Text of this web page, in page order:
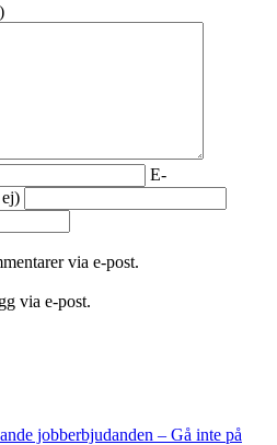
E-
via e-post.
via e-post.
jobberbjudanden – Gå inte på